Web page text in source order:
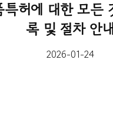
특허에 대한 모든
록 및 절차 안내
2026-01-24